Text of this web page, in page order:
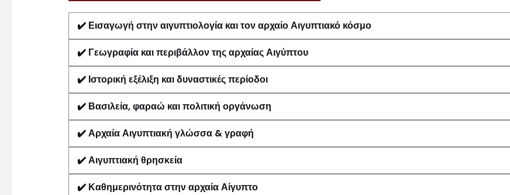
✔️ Εισαγωγή στην αιγυπτιολογία και τον αρχαίο Αιγυπτιακό κόσμο
✔️ Γεωγραφία και περιβάλλον της αρχαίας Αιγύπτου
✔️ Ιστορική εξέλιξη και δυναστικές περίοδοι
✔️ Βασιλεία, φαραώ και πολιτική οργάνωση
✔️Αρχαία Αιγυπτιακή γλώσσα & γραφή
✔️Αιγυπτιακή θρησκεία
✔️ Καθημερινότητα στην αρχαία Αίγυπτο